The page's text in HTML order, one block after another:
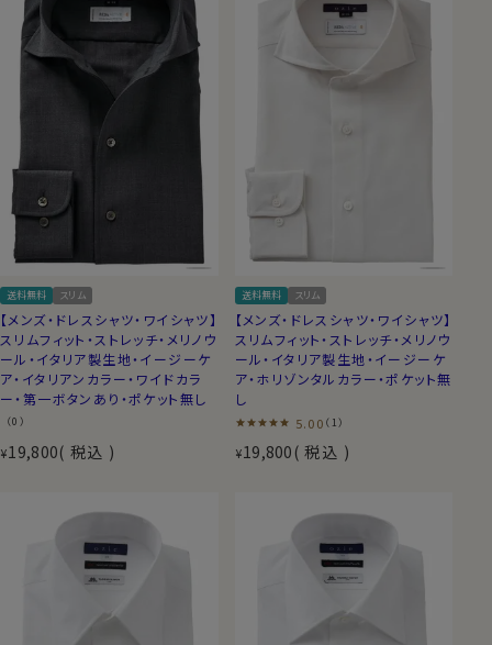
送料無料 スリム
【メンズ・ドレスシャツ・ワイシャツ】
スリムフィット・ストレッチ・メリノウ
ール・イタリア製生地・イージーケ
ア・イタリアンカラー・ワイドカラ
ー・第一ボタンあり・ポケット無し
（0）
¥19,800 税込
送料無料 スリム
【メンズ・ドレスシャツ・ワイシャツ】
スリムフィット・ストレッチ・メリノウ
ール・イタリア製生地・イージーケ
ア・ホリゾンタルカラー・ポケット無
し
5.00 （1）
¥19,800 税込